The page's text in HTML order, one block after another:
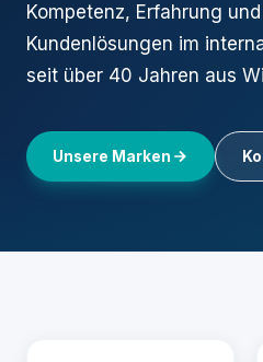
Kompetenz, Erfahrung
Kundenlösungen im
seit über 40 Jahren aus
Unsere Marken